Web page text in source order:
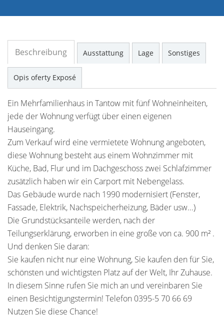
Beschreibung Ausstattung Lage Sonstiges
Opis oferty Exposé
Ein Mehrfamilienhaus in Tantow mit fünf Wohneinheiten,
jede der Wohnung verfügt über einen eigenen
Hauseingang.
Zum Verkauf wird eine vermietete Wohnung angeboten,
diese Wohnung besteht aus einem Wohnzimmer mit
Küche, Bad, Flur und im Dachgeschoss zwei Schlafzimmer
zusätzlich haben wir ein Carport mit Nebengelass.
Das Gebäude wurde nach 1990 modernisiert (Fenster,
Fassade, Elektrik, Nachspeicherheizung, Bäder usw...)
Die Grundstücksanteile werden, nach der
Teilungserklärung, erworben in eine große von ca. 900 m² .
Und denken Sie daran:
Sie kaufen nicht nur eine Wohnung, Sie kaufen den für Sie,
schönsten und wichtigsten Platz auf der Welt, Ihr Zuhause.
In diesem Sinne rufen Sie mich an und vereinbaren Sie
einen Besichtigungstermin! Telefon 0395-5 70 66 69
Nutzen Sie diese Chance!